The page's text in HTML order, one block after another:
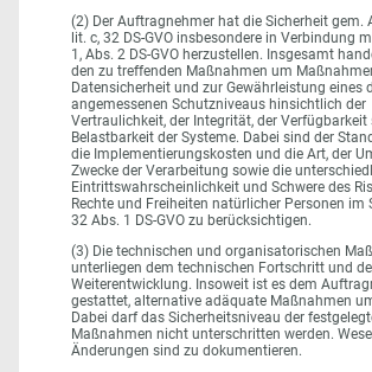
(2) Der Auftragnehmer hat die Sicherheit gem.
lit. c, 32 DS-GVO insbesondere in Verbindung
1, Abs. 2 DS-GVO herzustellen. Insgesamt
den zu treffenden Maßnahmen um
Datensicherheit und zur Gewährleistung eines
angemessenen Schutzniveaus hinsichtlich der
Vertraulichkeit, der Integrität, der Verfügbarkeit
Belastbarkeit der Systeme. Dabei sind der
die Implementierungskosten und die Art, der
Zwecke der Verarbeitung sowie die
Eintrittswahrscheinlichkeit und Schwere des
Rechte und Freiheiten natürlicher Personen im
32 Abs. 1 DS-GVO zu berücksichtigen.
(3) Die technischen und organisatorischen
unterliegen dem technischen Fortschritt und
Weiterentwicklung. Insoweit ist es dem
gestattet, alternative adäquate Maßnahmen
Dabei darf das Sicherheitsniveau der
Maßnahmen nicht unterschritten werden.
Änderungen sind zu dokumentieren.